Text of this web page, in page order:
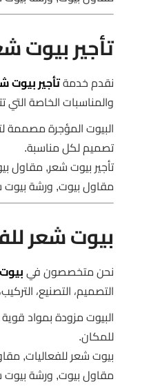
تأجير بيوت
نقدم خدمةتأجير بيوت
والمناسبات الخاصة التي
البيوت المؤجرة مصممة
تصميم لكل مناسبة.
تأجير بيوت شعر, مقاول
مقاول بيوت, ورشة
بيوت شعر
نحن متخصصون في
التصميم، التصنيع،
البيوت مزودة بمواد
للمكان.
بيوت شعر للفعاليات,
مقاول بيوت, ورشة